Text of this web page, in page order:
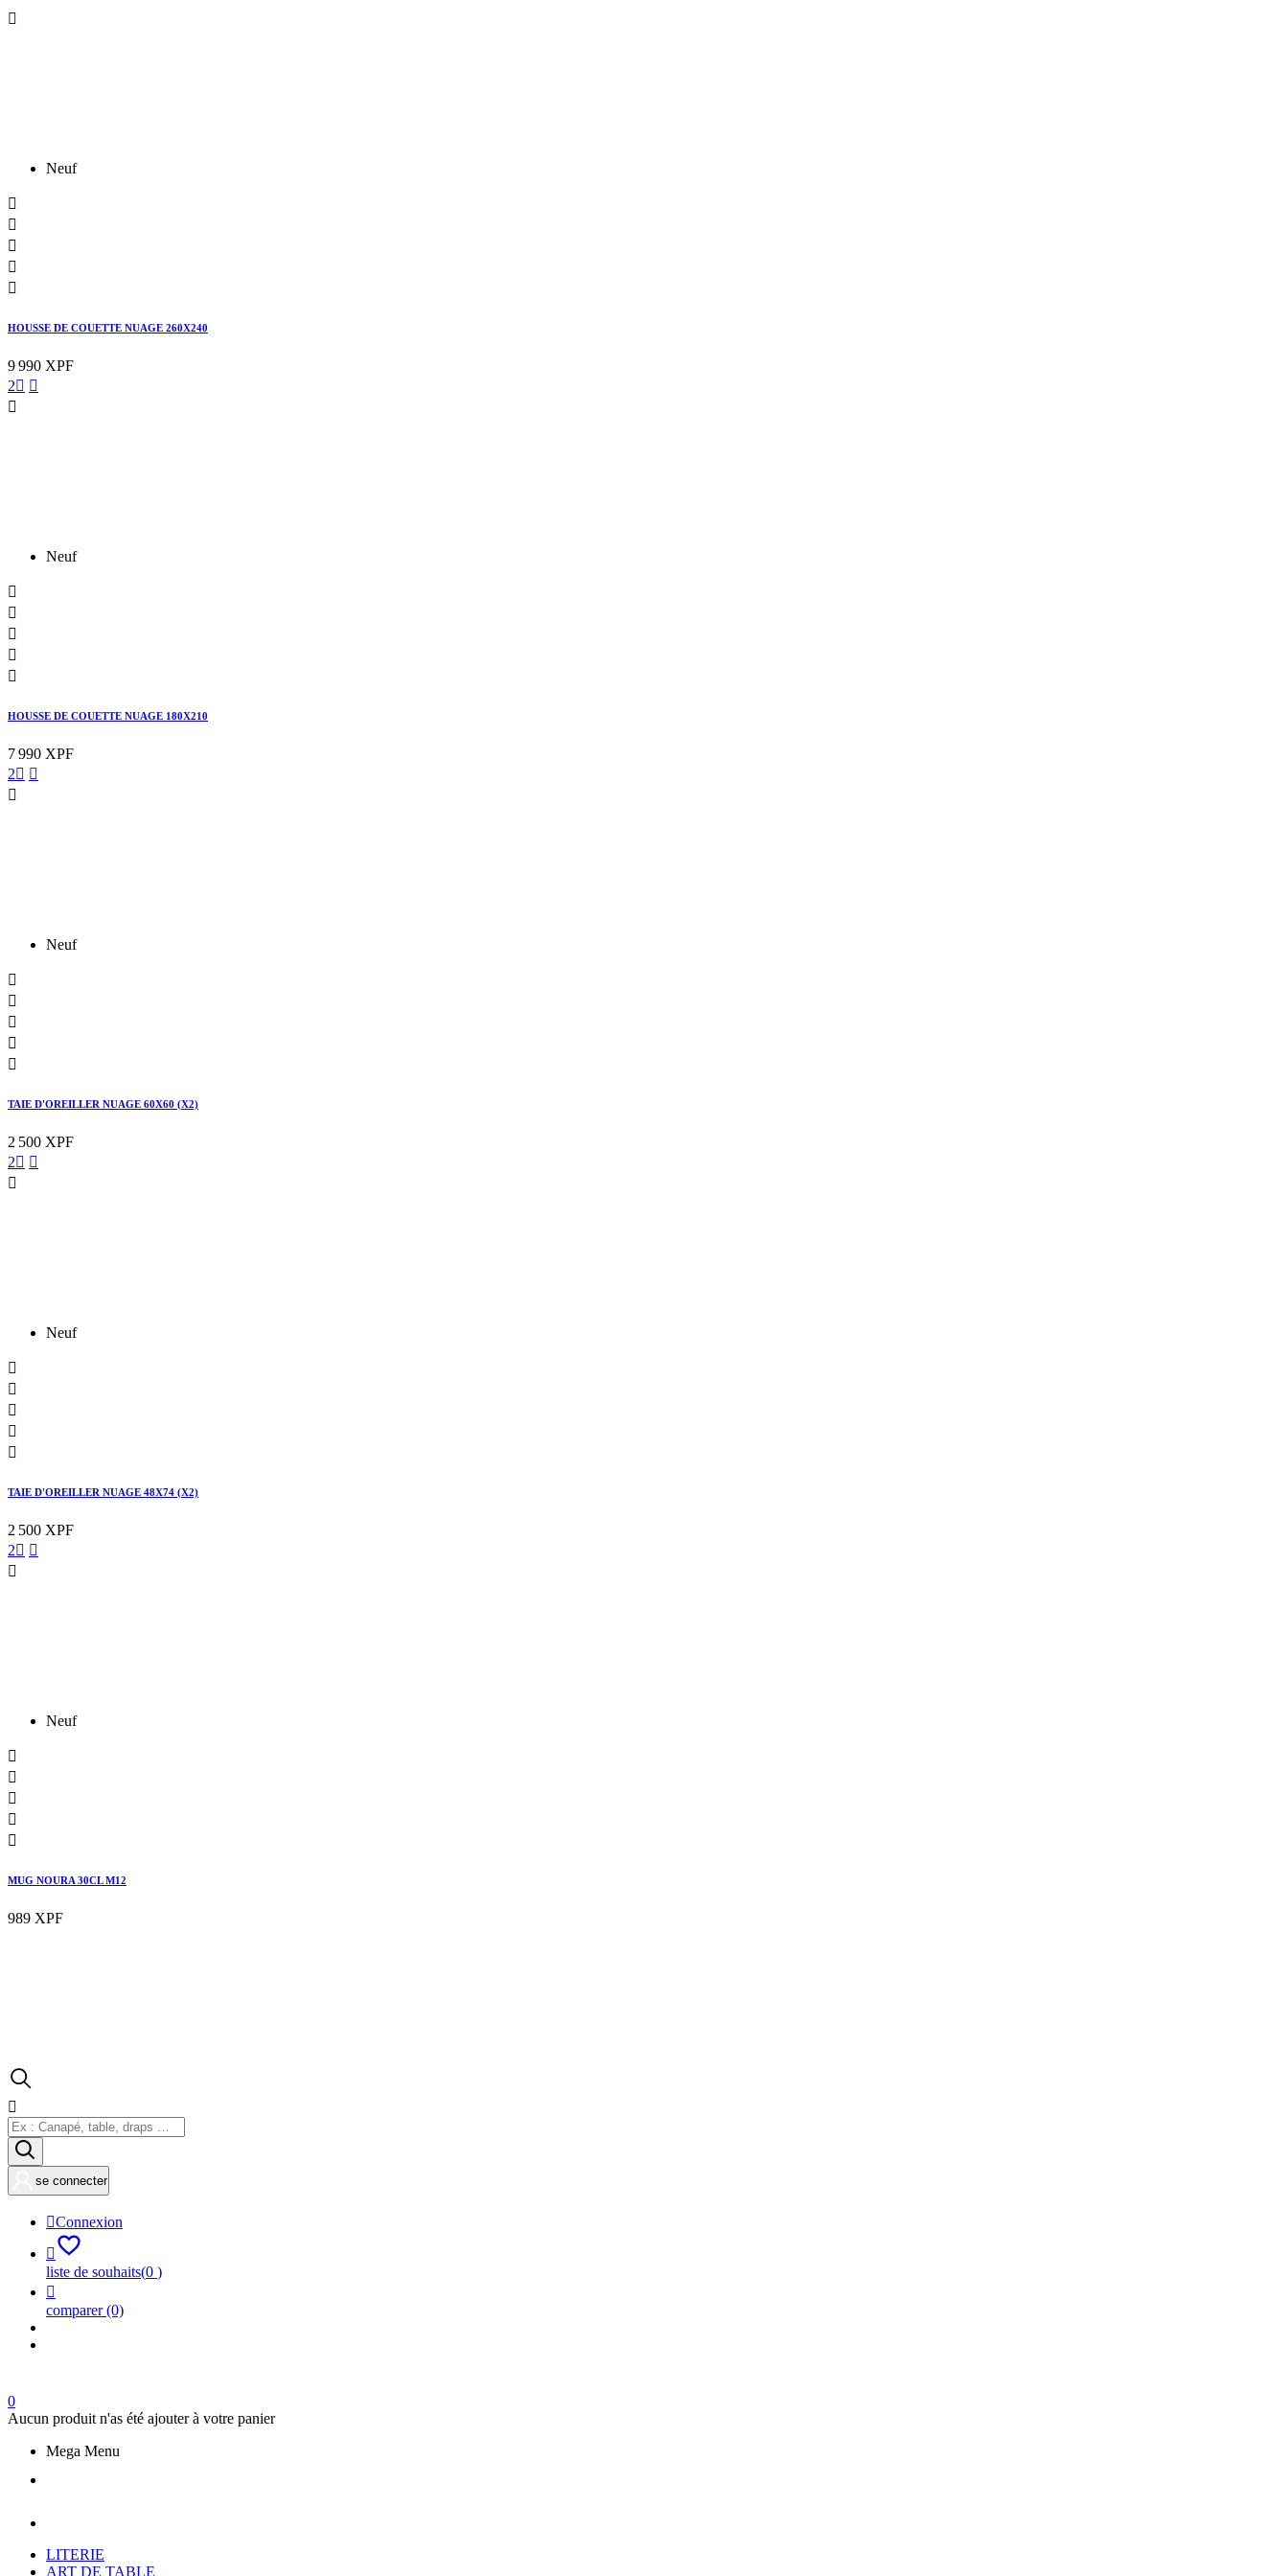

Neuf





HOUSSE DE COUETTE NUAGE 260X240
9 990 XPF
2 

Neuf





HOUSSE DE COUETTE NUAGE 180X210
7 990 XPF
2 

Neuf





TAIE D'OREILLER NUAGE 60X60 (X2)
2 500 XPF
2 

Neuf





TAIE D'OREILLER NUAGE 48X74 (X2)
2 500 XPF
2 

Neuf





MUG NOURA 30CL M12
989 XPF

se connecter
Connexion

liste de souhaits(0 )

comparer(0)
0
Aucun produit n'as été ajouter à votre panier
Mega Menu
LITERIE
ART DE TABLE